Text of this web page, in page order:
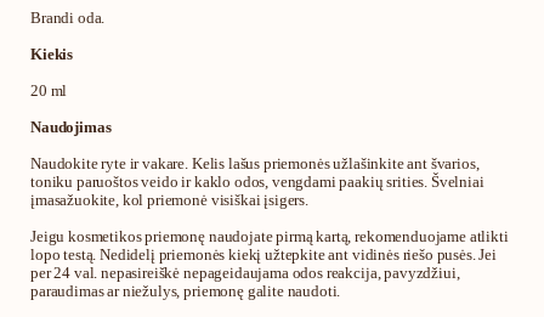
Brandi oda.
Kiekis
20 ml
Naudojimas
Naudokite ryte ir vakare. Kelis lašus priemonės užlašinkite ant švarios,
toniku paruoštos veido ir kaklo odos, vengdami paakių srities. Švelniai
įmasažuokite, kol priemonė visiškai įsigers.
Jeigu kosmetikos priemonę naudojate pirmą kartą, rekomenduojame atlikti
lopo testą. Nedidelį priemonės kiekį užtepkite ant vidinės riešo pusės. Jei
per 24 val. nepasireiškė nepageidaujama odos reakcija, pavyzdžiui,
paraudimas ar niežulys, priemonę galite naudoti.